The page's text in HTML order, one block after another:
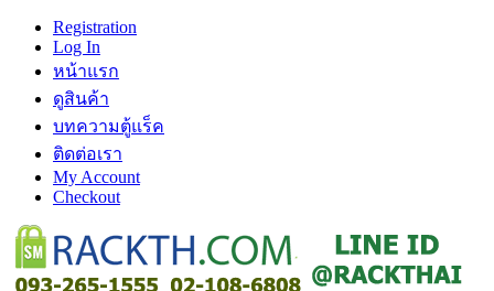
Registration
Log In
หน้าแรก
ดูสินค้า
บทความตู้แร็ค
ติดต่อเรา
My Account
Checkout